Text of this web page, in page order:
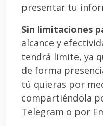
presentar tu
Sin limitaciones
alcance y
tendrá limite, ya
de forma
tú quieras por
compartiéndola
Telegram o por